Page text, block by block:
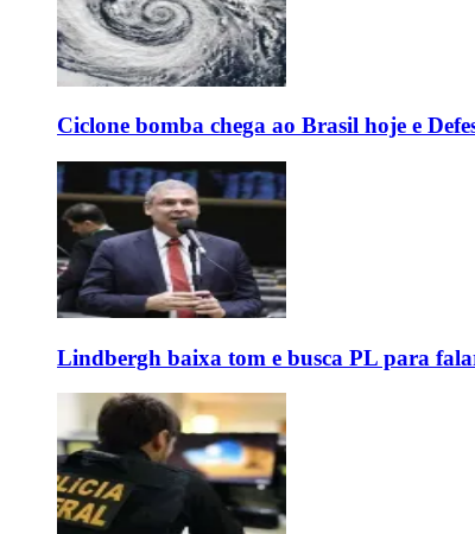
Ciclone bomba chega ao Brasil hoje e
Lindbergh baixa tom e busca PL para